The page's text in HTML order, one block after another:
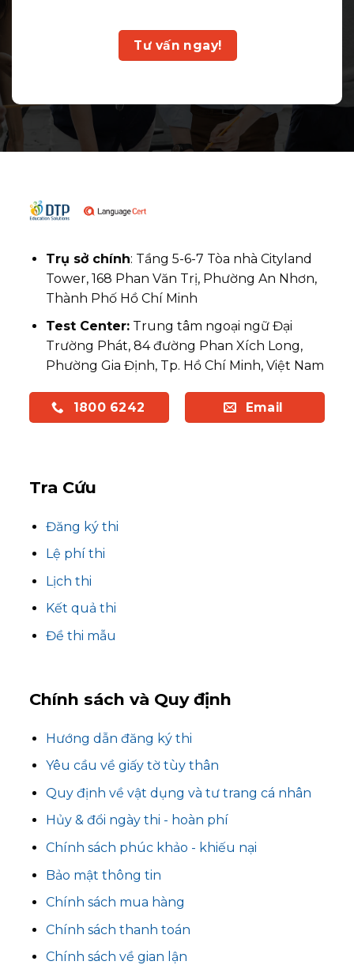
Tư vấn ngay!
Trụ sở chính: Tầng 5-6-7 Tòa nhà Cityland
Tower, 168 Phan Văn Trị, Phường An Nhơn,
Thành Phố Hồ Chí Minh
Test Center: Trung tâm ngoại ngữ Đại
Trường Phát, 84 đường Phan Xích Long,
Phường Gia Định, Tp. Hồ Chí Minh, Việt Nam
1800 6242 Email
Tra Cứu
Đăng ký thi
Lệ phí thi
Lịch thi
Kết quả thi
Đề thi mẫu
Chính sách và Quy định
Hướng dẫn đăng ký thi
Yêu cầu về giấy tờ tùy thân
Quy định về vật dụng và tư trang cá nhân
Hủy & đổi ngày thi - hoàn phí
Chính sách phúc khảo - khiếu nại
Bảo mật thông tin
Chính sách mua hàng
Chính sách thanh toán
Chính sách về gian lận